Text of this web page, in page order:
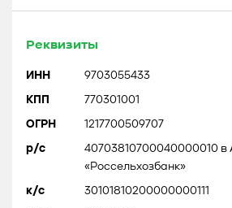
Реквизиты
ИНН 9703055433
КПП 770301001
ОГРН 1217700509707
р/с
40703810700040000010 в
«Россельхозбанк»
к/с 30101810200000000111